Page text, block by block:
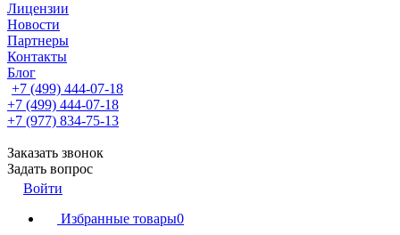
Лицензии
Новости
Партнеры
Контакты
Блог
+7 (499) 444-07-18
+7 (499) 444-07-18
+7 (977) 834-75-13
Заказать звонок
Задать вопрос
Войти
Избранные товары0